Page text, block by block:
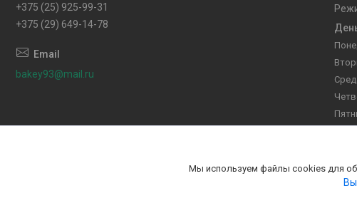
+375 (25) 925-99-31
+375 (29) 649-14-78
bakey93@mail.ru
Мы используем файлы cookies для